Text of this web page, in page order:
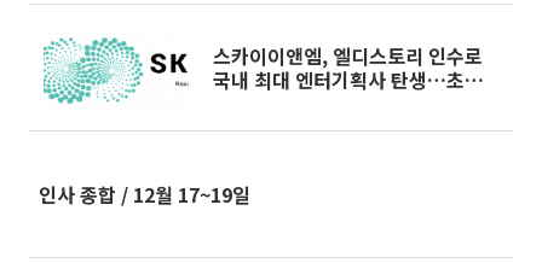
스카이이앤엠, 엘디스토리 인수로
국내 최대 엔터기획사 탄생…초록뱀
인사 종합 / 12월 17~19일